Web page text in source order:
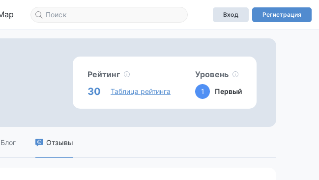
Вход Регистрация
Рейтинг
30 Таблица рейтинга
Уровень
1 Первый
Блог Отзывы